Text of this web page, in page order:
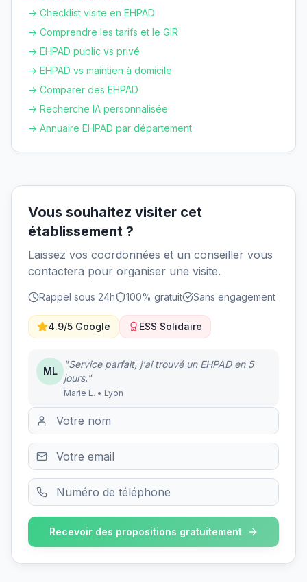
→ Checklist visite en EHPAD
→ Comprendre les tarifs et le GIR
→ EHPAD public vs privé
→ EHPAD vs maintien à domicile
→ Comparer des EHPAD
→ Recherche IA personnalisée
→ Annuaire EHPAD par département
Vous souhaitez visiter cet
établissement ?
Laissez vos coordonnées et un conseiller vous
contactera pour organiser une visite.
Rappel sous 24h 100% gratuit Sans engagement
4.9/5 Google ESS Solidaire
ML
"Service parfait, j'ai trouvé un EHPAD en 5
jours."
Marie L. • Lyon
Recevoir des propositions gratuitement